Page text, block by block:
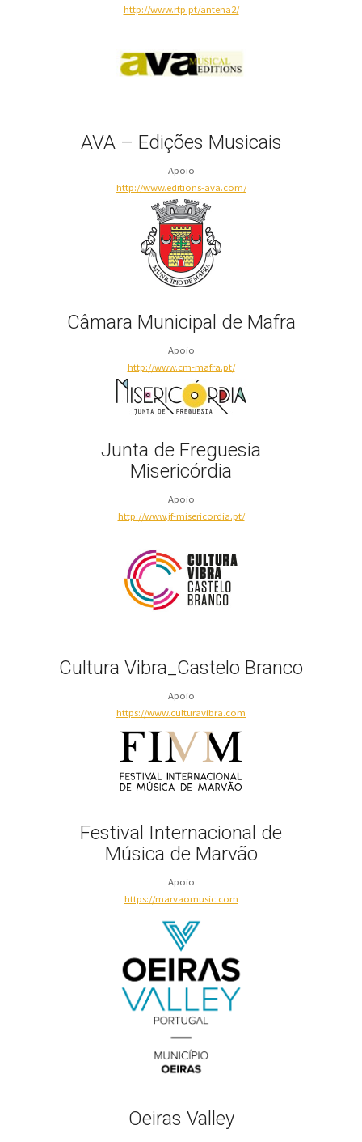
http://www.rtp.pt/antena2/
AVA – Edições Musicais
Apoio
http://www.editions-ava.com/
Câmara Municipal de Mafra
Apoio
http://www.cm-mafra.pt/
Junta de Freguesia
Misericórdia
Apoio
http://www.jf-misericordia.pt/
Cultura Vibra_Castelo Branco
Apoio
https://www.culturavibra.com
Festival Internacional de
Música de Marvão
Apoio
https://marvaomusic.com
Oeiras Valley